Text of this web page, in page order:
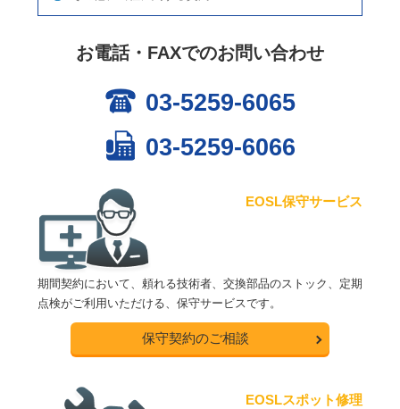
お電話・FAXでのお問い合わせ
03-5259-6065
03-5259-6066
EOSL保守サービス
期間契約において、頼れる技術者、交換部品のストック、定期
点検がご利用いただける、保守サービスです。
保守契約のご相談
EOSLスポット修理